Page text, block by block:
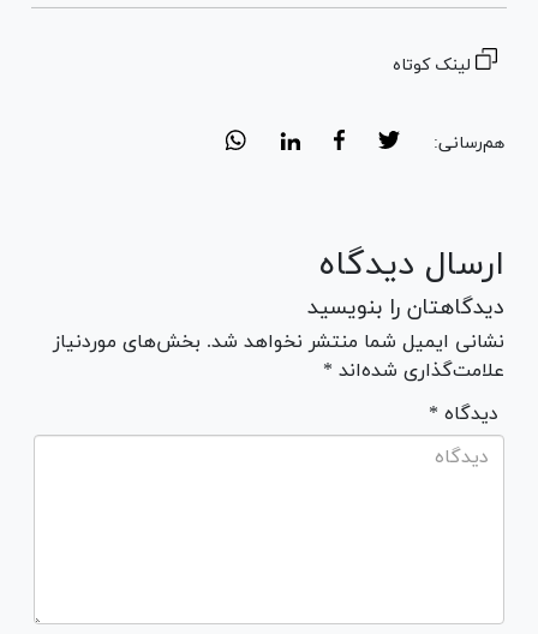
لینک کوتاه
هم‌رسانی:
ارسال دیدگاه
دیدگاهتان را بنویسید
نشانی ایمیل شما منتشر نخواهد شد. بخش‌های موردنیاز
علامت‌گذاری شده‌اند *
* دیدگاه